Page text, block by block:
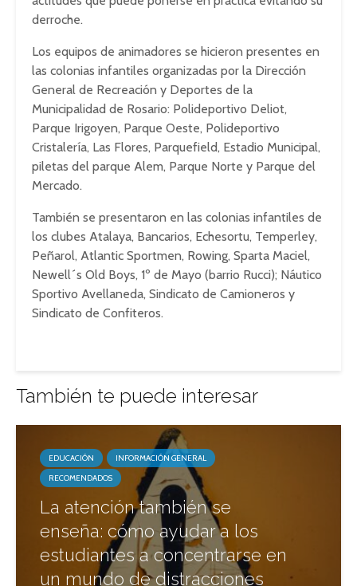
derroche.
Los equipos de animadores se hicieron presentes en
las colonias infantiles organizadas por la Dirección
General de Recreación y Deportes de la
Municipalidad de Rosario: Polideportivo Deliot,
Parque Irigoyen, Parque Oeste, Polideportivo
Cristalería, Las Flores, Parquefield, Estadio Municipal,
piletas del parque Alem, Parque Norte y Parque del
Mercado.
También se presentaron en las colonias infantiles de
los clubes Atalaya, Bancarios, Echesortu, Temperley,
Peñarol, Atlantic Sportmen, Rowing, Sparta Maciel,
Newell´s Old Boys, 1º de Mayo (barrio Rucci); Náutico
Sportivo Avellaneda, Sindicato de Camioneros y
Sindicato de Confiteros.
También te puede interesar
EDUCACIÓN
INFORMACIÓN GENERAL
RECOMENDADOS
La atención también se
enseña: cómo ayudar a los
estudiantes a concentrarse en
un mundo de distracciones